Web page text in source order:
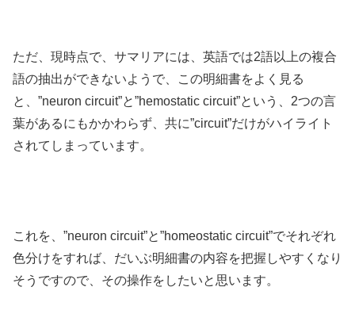
ただ、現時点で、サマリアには、英語では2語以上の複合
語の抽出ができないようで、この明細書をよく見る
と、”neuron circuit”と”hemostatic circuit”という、2つの言
葉があるにもかかわらず、共に”circuit”だけがハイライト
されてしまっています。
これを、”neuron circuit”と”homeostatic circuit”でそれぞれ
色分けをすれば、だいぶ明細書の内容を把握しやすくなり
そうですので、その操作をしたいと思います。